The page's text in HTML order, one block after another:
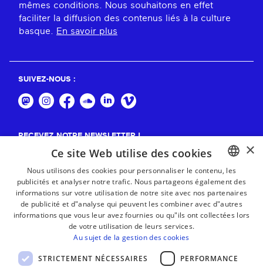
mêmes conditions. Nous souhaitons en effet
faciliter la diffusion des contenus liés à la culture
basque. En savoir plus
SUIVEZ-NOUS :
RECEVEZ NOTRE NEWSLETTER !
BASQUE
FRENCH
×
Ce site Web utilise des cookies
Nous utilisons des cookies pour personnaliser le contenu, les
publicités et analyser notre trafic. Nous partageons également des
informations sur votre utilisation de notre site avec nos partenaires
de publicité et d"analyse qui peuvent les combiner avec d"autres
informations que vous leur avez fournies ou qu"ils ont collectées lors
de votre utilisation de leurs services.
Au sujet de la gestion des cookies
STRICTEMENT NÉCESSAIRES PERFORMANCE